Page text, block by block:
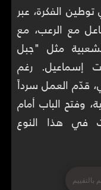
الفكرة، عبر
مع الرعب، مع
مثل "جبل
إسماعيل. رغم
قدّم العمل سرداً
وفتح الباب أمام
في هذا النوع
بالتقييم